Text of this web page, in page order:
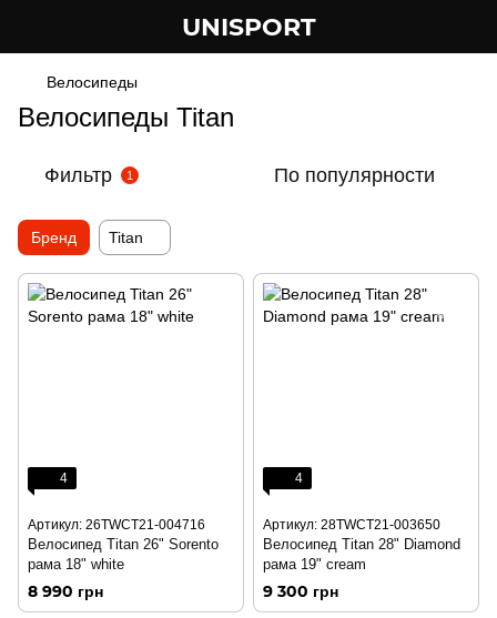
UNISPORT
Велосипеды
Велосипеды Titan
Фильтр 1 По популярности
Бренд Titan
4
Артикул: 26TWCT21-004716
Велосипед Titan 26" Sorento
рама 18" white
8 990 грн
4
Артикул: 28TWCT21-003650
Велосипед Titan 28" Diamond
рама 19" cream
9 300 грн